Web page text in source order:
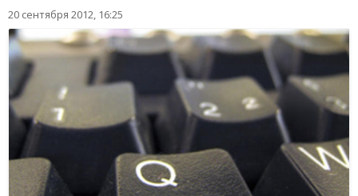
20 сентября 2012, 16:25